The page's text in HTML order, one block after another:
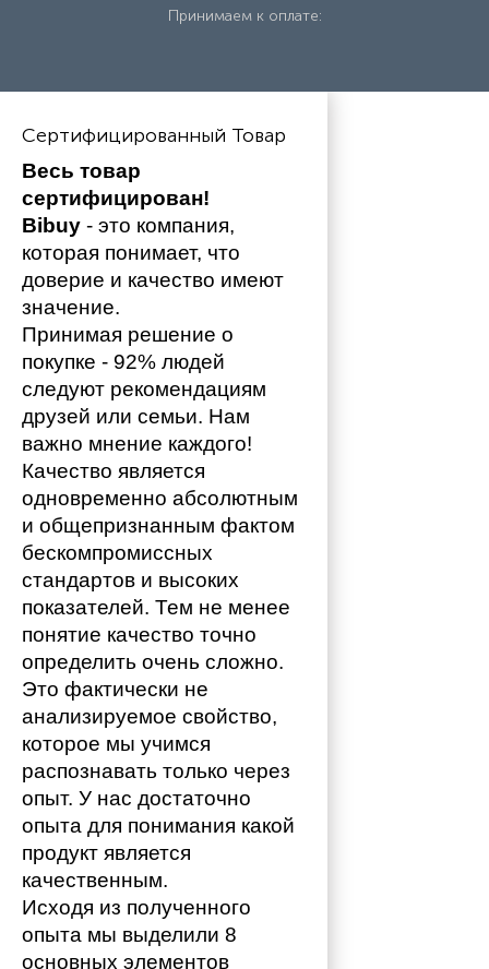
Принимаем к оплате:
Сертифицированный Товар
Весь товар
сертифицирован!
Bibuy - это компания,
которая понимает, что
доверие и качество имеют
значение.
Принимая решение о
покупке - 92% людей
следуют рекомендациям
друзей или семьи. Нам
важно мнение каждого!
Качество является
одновременно абсолютным
и общепризнанным фактом
бескомпромиссных
стандартов и высоких
показателей. Тем не менее
понятие качество точно
определить очень сложно.
Это фактически не
анализируемое свойство,
которое мы учимся
распознавать только через
опыт. У нас достаточно
опыта для понимания какой
продукт является
качественным.
Исходя из полученного
опыта мы выделили 8
основных элементов